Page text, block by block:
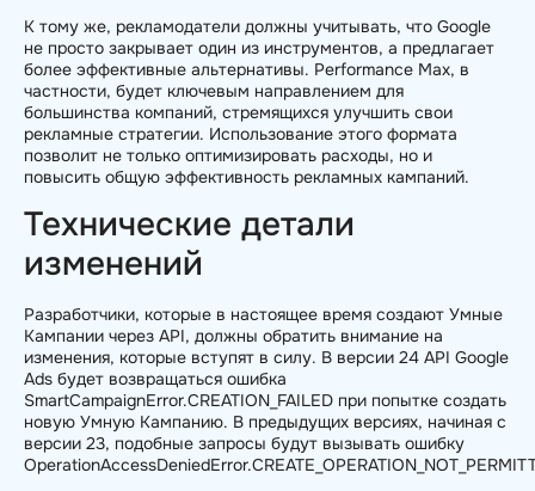
К тому же, рекламодатели должны учитывать, что Google
не просто закрывает один из инструментов, а предлагает
более эффективные альтернативы. Performance Max, в
частности, будет ключевым направлением для
большинства компаний, стремящихся улучшить свои
рекламные стратегии. Использование этого формата
позволит не только оптимизировать расходы, но и
повысить общую эффективность рекламных кампаний.
Технические детали
изменений
Разработчики, которые в настоящее время создают Умные
Кампании через API, должны обратить внимание на
изменения, которые вступят в силу. В версии 24 API Google
Ads будет возвращаться ошибка
SmartCampaignError.CREATION_FAILED при попытке создать
новую Умную Кампанию. В предыдущих версиях, начиная с
версии 23, подобные запросы будут вызывать ошибку